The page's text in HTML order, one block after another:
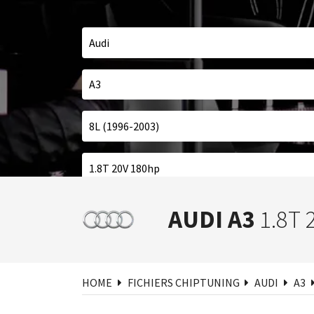
AUDI A3 1.8T
HOME FICHIERS CHIPTUNING AUDI A3